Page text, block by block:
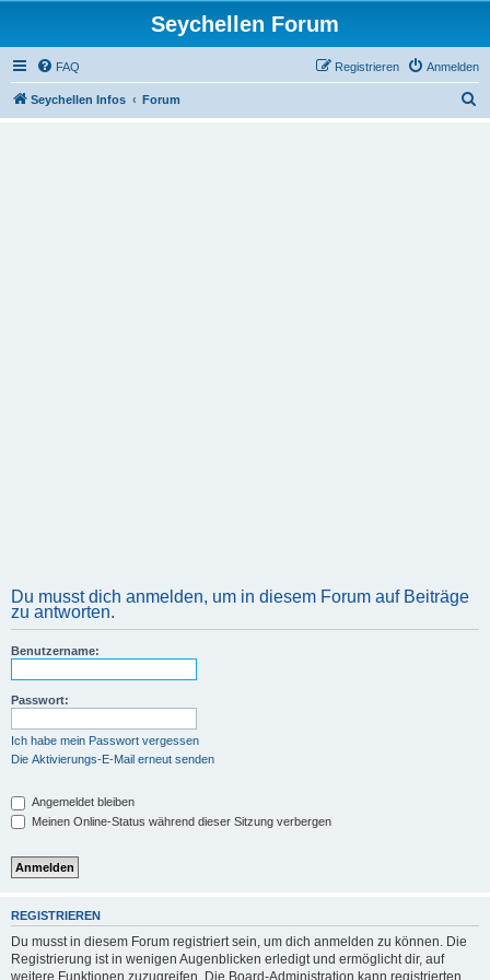
Seychellen Forum
FAQ Anmelden
Registrieren
Seychellen Infos Forum
Du musst dich anmelden, um in diesem Forum auf Beiträge
zu antworten.
Benutzername:
Passwort:
Ich habe mein Passwort vergessen
Die Aktivierungs-E-Mail erneut senden
Angemeldet bleiben
Meinen Online-Status während dieser Sitzung verbergen
REGISTRIEREN
Du musst in diesem Forum registriert sein, um dich anmelden zu können. Die
Registrierung ist in wenigen Augenblicken erledigt und ermöglicht dir, auf
weitere Funktionen zuzugreifen. Die Board-Administration kann registrierten